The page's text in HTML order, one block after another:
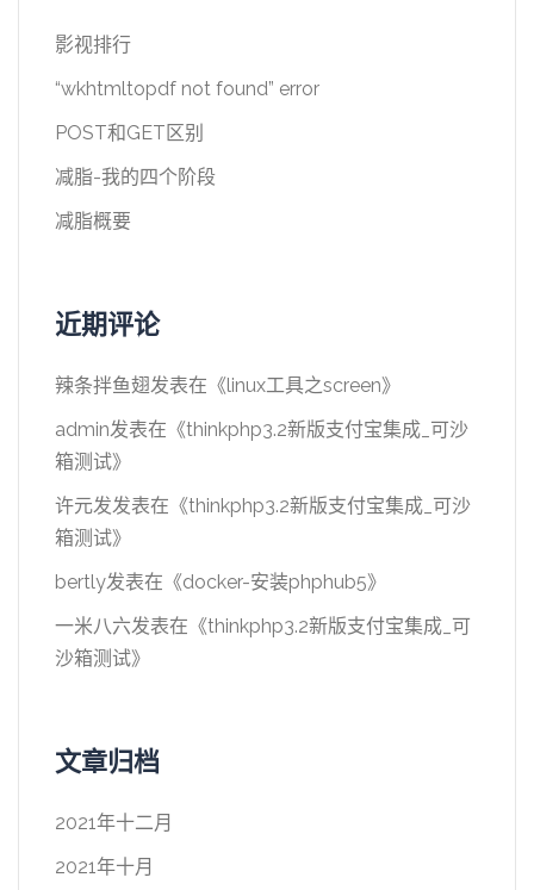
影视排行
“wkhtmltopdf not found” error
POST和GET区别
减脂-我的四个阶段
减脂概要
近期评论
辣条拌鱼翅发表在《linux工具之screen》
admin发表在《thinkphp3.2新版支付宝集成_可沙
箱测试》
许元发发表在《thinkphp3.2新版支付宝集成_可沙
箱测试》
bertly发表在《docker-安装phphub5》
一米八六发表在《thinkphp3.2新版支付宝集成_可
沙箱测试》
文章归档
2021年十二月
2021年十月